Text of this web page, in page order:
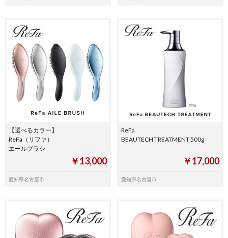
【選べるカラー】
ReFa（リファ）
エールブラシ
￥13,000
愛知県名古屋市
ReFa
BEAUTECH TREATMENT 500g
￥17,000
愛知県名古屋市